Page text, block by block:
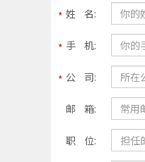
姓 名:
手 机:
公 司:
邮 箱:
职 位: